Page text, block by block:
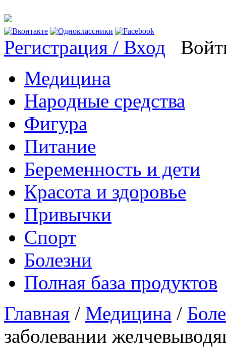
Регистрация / Вход
Медицина
Народные средства
Фигура
Питание
Беременность и дети
Красота и здоровье
Привычки
Спорт
Болезни
Полная база продуктов
Главная / Медицина /
заболевании